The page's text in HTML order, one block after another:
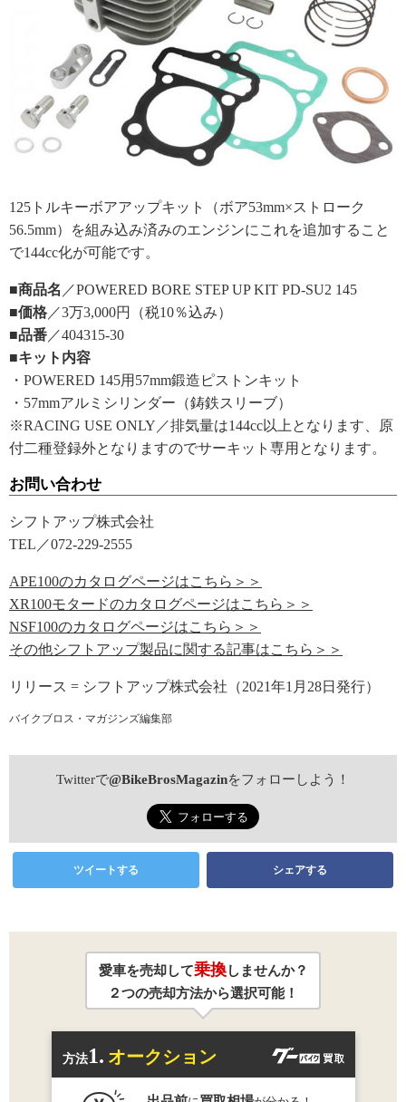
125トルキーボアアップキット（ボア53mm×ストローク
56.5mm）を組み込み済みのエンジンにこれを追加すること
で144cc化が可能です。
■商品名 ／POWERED BORE STEP UP KIT PD-SU2 145
■価格 ／3万3,000円（税10％込み）
■品番 ／404315-30
■キット内容
・POWERED 145用57mm鍛造ピストンキット
・57mmアルミシリンダー（鋳鉄スリーブ）
※RACING USE ONLY／排気量は144cc以上となります、原
付二種登録外となりますのでサーキット専用となります。
お問い合わせ
シフトアップ株式会社
TEL／072-229-2555
APE100のカタログページはこちら＞＞
XR100モタードのカタログページはこちら＞＞
NSF100のカタログページはこちら＞＞
その他シフトアップ製品に関する記事はこちら＞＞
リリース = シフトアップ株式会社（2021年1月28日発行）
バイクブロス・マガジンズ編集部
Twitterで@BikeBrosMagazinをフォローしよう！
ツイートする シェアする
愛車を売却して乗換しませんか？
２つの売却方法から選択可能！
方法1. オークション